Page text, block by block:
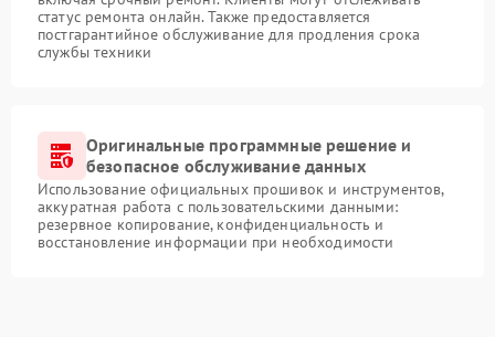
статус ремонта онлайн. Также предоставляется
постгарантийное обслуживание для продления срока
службы техники
Оригинальные программные решение и
безопасное обслуживание данных
Использование официальных прошивок и инструментов,
аккуратная работа с пользовательскими данными:
резервное копирование, конфиденциальность и
восстановление информации при необходимости